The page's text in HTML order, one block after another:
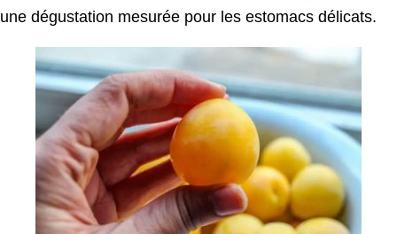
une dégustation mesurée pour les estomacs délicats.